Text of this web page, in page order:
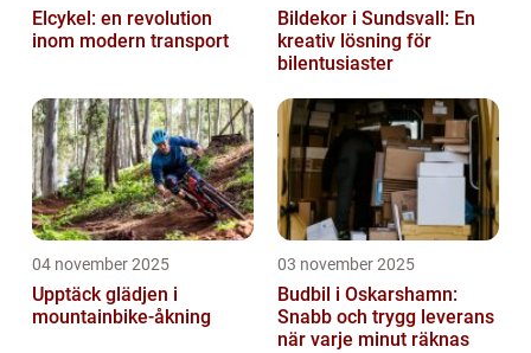
Elcykel: en revolution
inom modern transport
Bildekor i Sundsvall: En
kreativ lösning för
bilentusiaster
04 november 2025
Upptäck glädjen i
mountainbike-åkning
03 november 2025
Budbil i Oskarshamn:
Snabb och trygg leverans
när varje minut räknas